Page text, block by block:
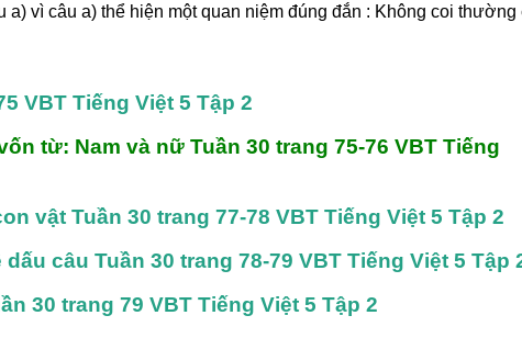
a) vì câu a) thể hiện một quan niệm đúng đắn : Không coi
VBT Tiếng Việt 5 Tập 2
từ: Nam và nữ Tuần 30 trang 75-76 VBT Tiếng
vật Tuần 30 trang 77-78 VBT Tiếng Việt 5 Tập 2
câu Tuần 30 trang 78-79 VBT Tiếng Việt 5 Tập
30 trang 79 VBT Tiếng Việt 5 Tập 2